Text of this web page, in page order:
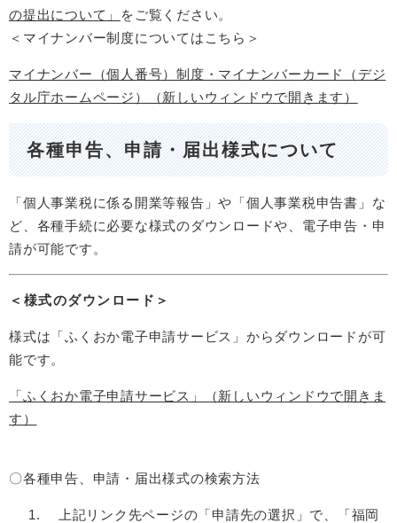
の提出について 」
をご覧ください。
＜マイナンバー制度についてはこちら＞
マイナンバー（個人番号）制度・マイナンバーカード​（デジ
タル庁ホームページ）（新しいウィンドウで開きます）
各種申告、申請・届出様式について
「個人事業税に係る開業等報告」や「個人事業税申告書」な
ど、各種手続に必要な様式のダウンロードや、電子申告・申
請が可能です。
＜様式のダウンロード＞
様式は「ふくおか電子申請サービス」からダウンロードが可
能です。​
「ふくおか電子申請サービス」（新しいウィンドウで開きま
す）
〇各種申告、申請・届出様式の検索方法
上記リンク先ページの「申請先の選択」で、「福岡